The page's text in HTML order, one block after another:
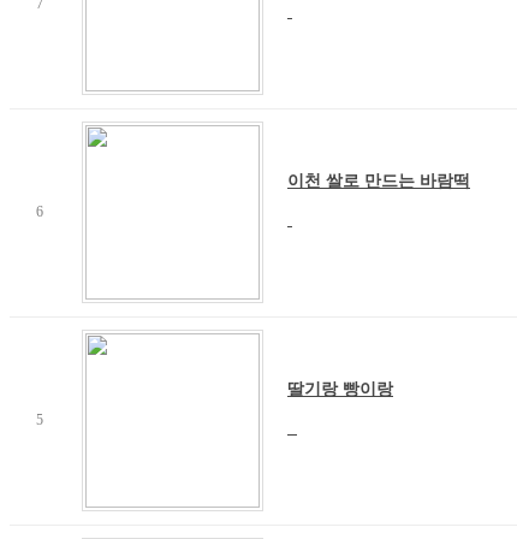
7
6
이천 쌀로 만드는 바람떡
5
딸기랑 빵이랑